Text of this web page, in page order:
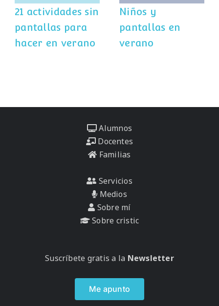
21 actividades sin
pantallas para
hacer en verano
Niños y
pantallas en
verano
Alumnos
Docentes
Familias
Servicios
Medios
Sobre mí
Sobre cristic
Suscríbete gratis a la Newsletter
Me apunto